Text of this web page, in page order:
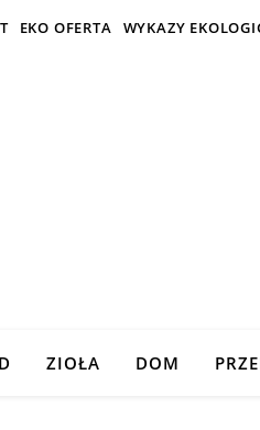
EKO OFERTA WYKAZY
ZIOŁA DOM